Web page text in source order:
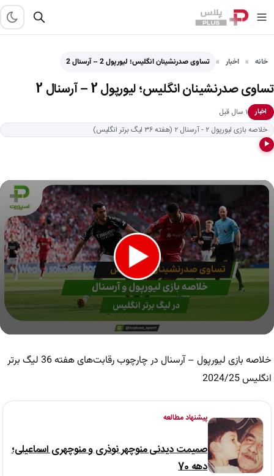
خانه اخبار تساوی صدرنشینان انگلیس؛ لیورپول 2 – آرسنال 2
تساوی صدرنشینان انگلیس؛ لیورپول 2 – آرسنال 2
اخبار
۱ سال قبل
خلاصه بازی لیورپول ۲ - آرسنال ۲ (هفته ۳۶ لیگ برتر انگلیس)
▶
seconds
خلاصه بازی لیورپول – آرسنال در چارچوب رقابت‌های هفته 36 لیگ برتر
انگلیس 2024/25
پیشنهاد مطالعه
صمیمت دیدنی منوچهر نوذری و منوچهری اسماعیلی؛
دهه 70